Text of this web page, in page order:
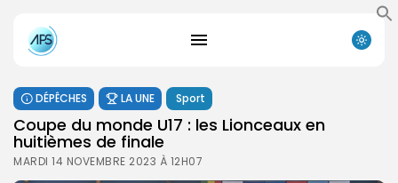
DÉPÊCHES LA UNE Sport
Coupe du monde U17 : les Lionceaux en
huitièmes de finale
MARDI 14 NOVEMBRE 2023 À 12H07